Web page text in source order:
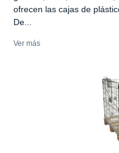
ofrecen las cajas de
De...
Ver más